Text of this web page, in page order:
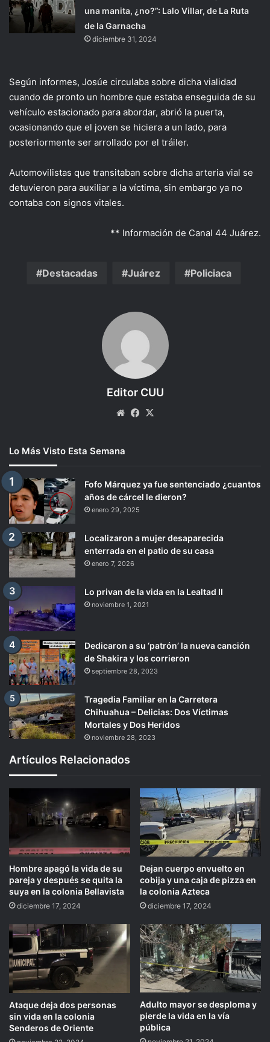
una manita, ¿no?”: Lalo Villar, de La Ruta
de la Garnacha
diciembre 31, 2024
Según informes, Josúe circulaba sobre dicha vialidad
cuando de pronto un hombre que estaba enseguida de su
vehículo estacionado para abordar, abrió la puerta,
ocasionando que el joven se hiciera a un lado, para
posteriormente ser arrollado por el tráiler.
Automovilistas que transitaban sobre dicha arteria vial se
detuvieron para auxiliar a la víctima, sin embargo ya no
contaba con signos vitales.
** Información de Canal 44 Juárez.
Destacadas Juárez Policiaca
Editor CUU
WebsiteFacebook
Lo Más Visto Esta Semana
Fofo Márquez ya fue sentenciado ¿cuantos
años de cárcel le dieron?
enero 29, 2025
Localizaron a mujer desaparecida
enterrada en el patio de su casa
enero 7, 2026
Lo privan de la vida en la Lealtad II
noviembre 1, 2021
Dedicaron a su ‘patrón’ la nueva canción
de Shakira y los corrieron
septiembre 28, 2023
Tragedia Familiar en la Carretera
Chihuahua – Delicias: Dos Víctimas
Mortales y Dos Heridos
noviembre 28, 2023
Artículos Relacionados
Hombre apagó la vida de su
pareja y después se quita la
suya en la colonia Bellavista
diciembre 17, 2024
Dejan cuerpo envuelto en
cobija y una caja de pizza en
la colonia Azteca
diciembre 17, 2024
Ataque deja dos personas
sin vida en la colonia
Senderos de Oriente
Adulto mayor se desploma y
pierde la vida en la vía
pública